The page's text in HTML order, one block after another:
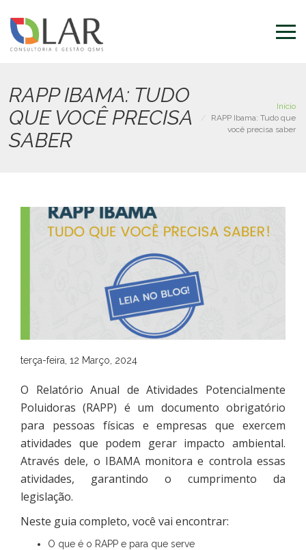
para
conteúdo
RAPP IBAMA: TUDO
QUE VOCÊ PRECISA
SABER
Início
RAPP Ibama: Tudo que
você precisa saber
terça-feira, 12 Março, 2024
O Relatório Anual de Atividades Potencialmente
Poluidoras (RAPP) é um documento obrigatório
para pessoas físicas e empresas que exercem
atividades que podem gerar impacto ambiental.
Através dele, o IBAMA monitora e controla essas
atividades, garantindo o cumprimento da
legislação.
Neste guia completo, você vai encontrar:
O que é o RAPP e para que serve